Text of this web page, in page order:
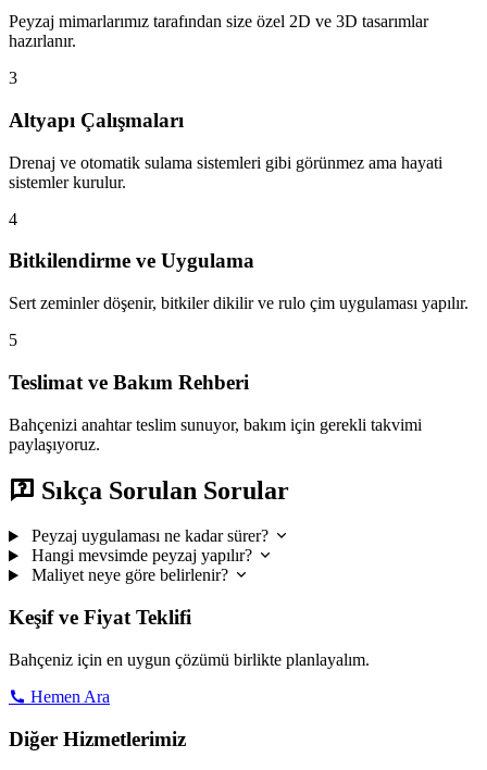
Peyzaj mimarlarımız tarafından size özel 2D ve 3D tasarımlar
hazırlanır.
3
Altyapı Çalışmaları
Drenaj ve otomatik sulama sistemleri gibi görünmez ama hayati
sistemler kurulur.
4
Bitkilendirme ve Uygulama
Sert zeminler döşenir, bitkiler dikilir ve rulo çim uygulaması yapılır.
5
Teslimat ve Bakım Rehberi
Bahçenizi anahtar teslim sunuyor, bakım için gerekli takvimi
paylaşıyoruz.
Sıkça Sorulan Sorular
Peyzaj uygulaması ne kadar sürer?
Hangi mevsimde peyzaj yapılır?
Maliyet neye göre belirlenir?
Keşif ve Fiyat Teklifi
Bahçeniz için en uygun çözümü birlikte planlayalım.
Hemen Ara
Diğer Hizmetlerimiz